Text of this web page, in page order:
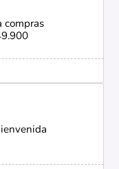
compras